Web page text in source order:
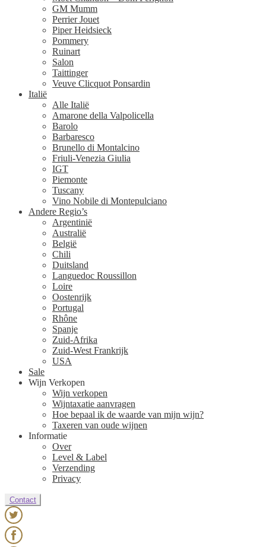
GM Mumm
Perrier Jouet
Piper Heidsieck
Pommery
Ruinart
Salon
Taittinger
Veuve Clicquot Ponsardin
Italië
Alle Italië
Amarone della Valpolicella
Barolo
Barbaresco
Brunello di Montalcino
Friuli-Venezia Giulia
IGT
Piemonte
Tuscany
Vino Nobile di Montepulciano
Andere Regio’s
Argentinië
Australië
België
Chili
Duitsland
Languedoc Roussillon
Loire
Oostenrijk
Portugal
Rhône
Spanje
Zuid-Afrika
Zuid-West Frankrijk
USA
Sale
Wijn Verkopen
Wijn verkopen
Wijntaxatie aanvragen
Hoe bepaal ik de waarde van mijn wijn?
Taxeren van oude wijnen
Informatie
Over
Level & Label
Verzending
Privacy
Contact